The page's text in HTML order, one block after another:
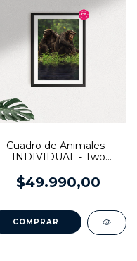
Cuadro de Animales -
INDIVIDUAL - Two
$49.990,00
COMPRAR